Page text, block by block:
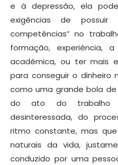
e à depressão, ela
exigências de
competências” no
formação, experiência,
acadêmica, ou ter mais
para conseguir o dinheiro
como uma grande bola
do ato do trabalho
desinteressada, do
ritmo constante, mas
naturais da vida,
conduzido por uma